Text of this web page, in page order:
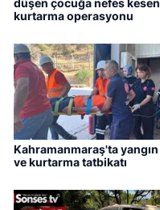
düşen çocuğa nefes kesen
kurtarma operasyonu
Kahramanmaraş'ta yangın
ve kurtarma tatbikatı